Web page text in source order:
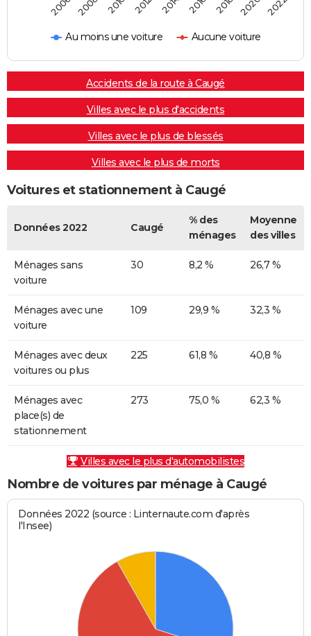
Au moins une voiture Aucune voiture
2006 2008 2020 2022
Accidents de la route à Caugé
Villes avec le plus d'accidents
Villes avec le plus de blessés
Villes avec le plus de morts
Voitures et stationnement à Caugé
Données 2022 Caugé
% des
ménages
Moyenne
des villes
Ménages sans
voiture
30 8,2 % 26,7 %
Ménages avec une
voiture
109 29,9 % 32,3 %
Ménages avec deux
voitures ou plus
225 61,8 % 40,8 %
Ménages avec
place(s) de
stationnement
273 75,0 % 62,3 %
Villes avec le plus d'automobilistes
Nombre de voitures par ménage à Caugé
Données 2022 (source : Linternaute.com d'après
l'Insee)